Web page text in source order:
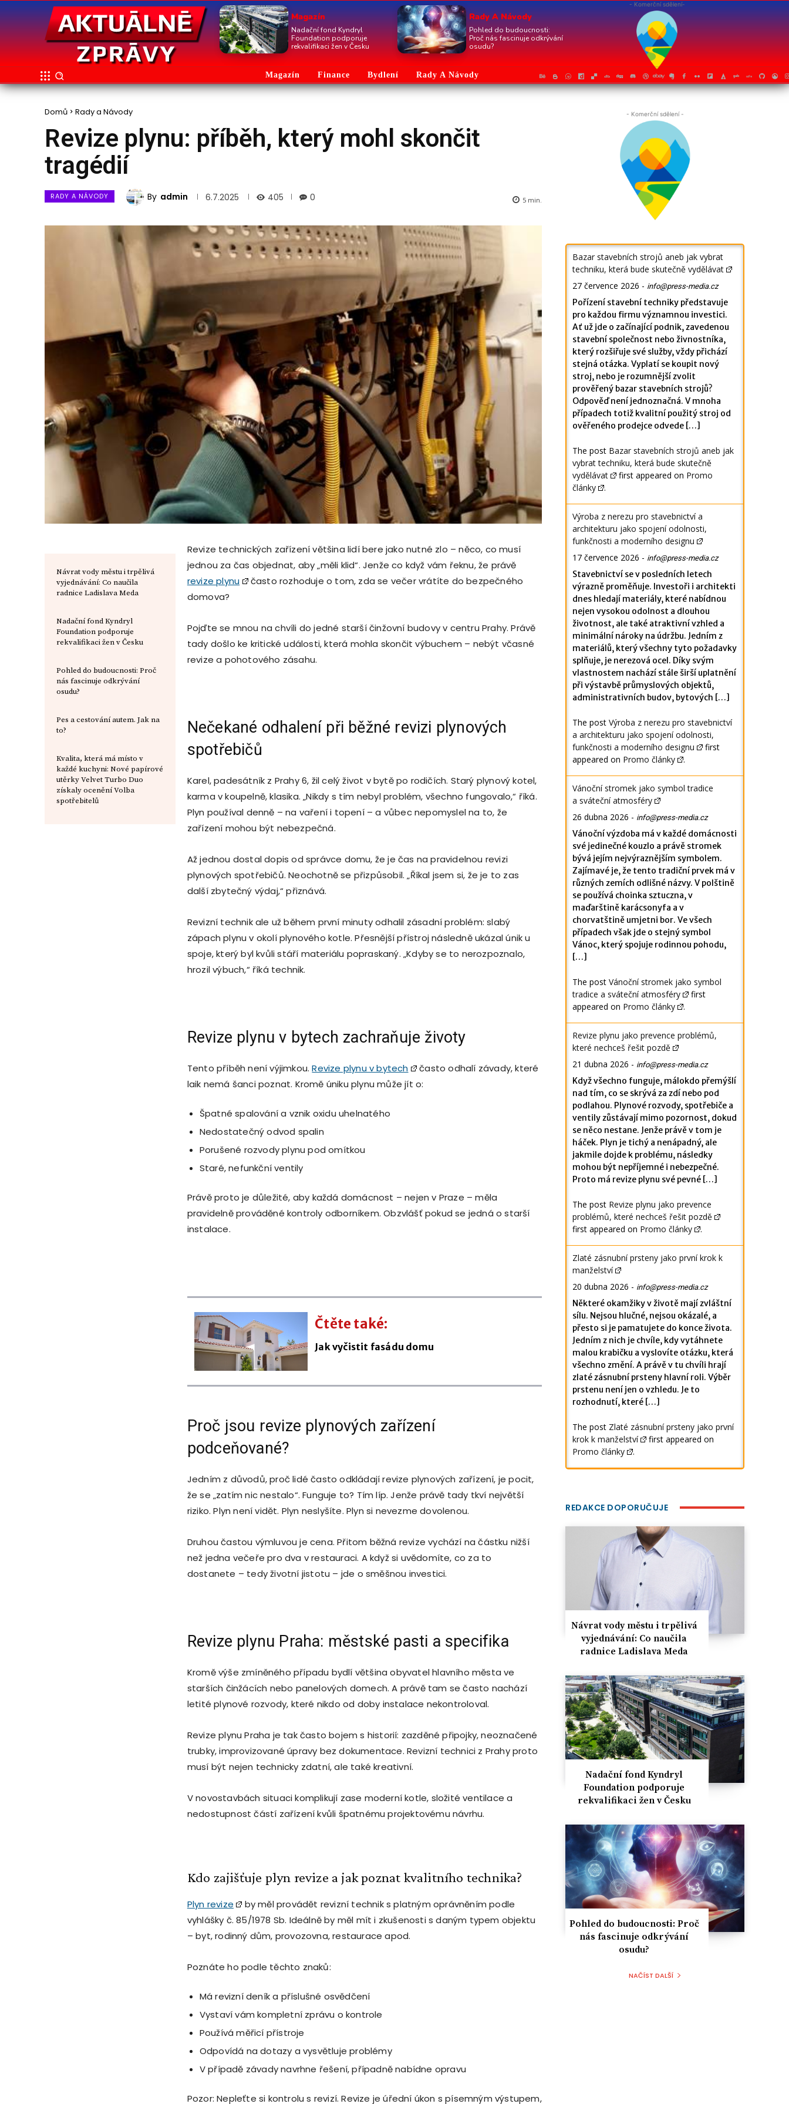
Magazín
Nadační fond Kyndryl
Foundation podporuje
rekvalifikaci žen v Česku
Rady A Návody
Pohled do budoucnosti:
Proč nás fascinuje odkrývání
osudu?
- Komerční sdělení-
Magazín Finance Bydlení Rady A Návody
Domů Rady a Návody
Revize plynu: příběh, který mohl skončit
tragédií
RADY A NÁVODY By admin 6.7.2025 405 5 min.
0
Návrat vody městu i trpělivá
vyjednávání: Co naučila
radnice Ladislava Meda
Nadační fond Kyndryl
Foundation podporuje
rekvalifikaci žen v Česku
Pohled do budoucnosti: Proč
nás fascinuje odkrývání
osudu?
Реs a cestování autem. Jak na
to?
Kvalita, která má místo v
každé kuchyni: Nové papírové
utěrky Velvet Turbo Duo
získaly ocenění Volba
spotřebitelů
Revize technických zařízení většina lidí bere jako nutné zlo – něco, co musí
jednou za čas objednat, aby „měli klid“. Jenže co když vám řeknu, že právě
revize plynu
často rozhoduje o tom, zda se večer vrátíte do bezpečného
domova?
Pojďte se mnou na chvíli do jedné starší činžovní budovy v centru Prahy. Právě
tady došlo ke kritické události, která mohla skončit výbuchem – nebýt včasné
revize a pohotového zásahu.
Nečekané odhalení při běžné revizi plynových
spotřebičů
Karel, padesátník z Prahy 6, žil celý život v bytě po rodičích. Starý plynový kotel,
karma v koupelně, klasika. „Nikdy s tím nebyl problém, všechno fungovalo,“ říká.
Plyn používal denně – na vaření i topení – a vůbec nepomyslel na to, že
zařízení mohou být nebezpečná.
Až jednou dostal dopis od správce domu, že je čas na pravidelnou revizi
plynových spotřebičů. Neochotně se přizpůsobil. „Říkal jsem si, že je to zas
další zbytečný výdaj,“ přiznává.
Revizní technik ale už během první minuty odhalil zásadní problém: slabý
zápach plynu v okolí plynového kotle. Přesnější přístroj následně ukázal únik u
spoje, který byl kvůli stáří materiálu popraskaný. „Kdyby se to nerozpoznalo,
hrozil výbuch,“ říká technik.
Revize plynu v bytech zachraňuje životy
Tento příběh není výjimkou.Revize plynu v bytech
často odhalí závady, které
laik nemá šanci poznat. Kromě úniku plynu může jít o:
Špatné spalování a vznik oxidu uhelnatého
Nedostatečný odvod spalin
Porušené rozvody plynu pod omítkou
Staré, nefunkční ventily
Právě proto je důležité, aby každá domácnost – nejen v Praze – měla
pravidelně prováděné kontroly odborníkem. Obzvlášť pokud se jedná o starší
instalace.
Čtěte také:
Jak vyčistit fasádu domu
Proč jsou revize plynových zařízení
podceňované?
Jedním z důvodů, proč lidé často odkládají revize plynových zařízení, je pocit,
že se „zatím nic nestalo“. Funguje to? Tím líp. Jenže právě tady tkví největší
riziko. Plyn není vidět. Plyn neslyšíte. Plyn si nevezme dovolenou.
Druhou častou výmluvou je cena. Přitom běžná revize vychází na částku nižší
než jedna večeře pro dva v restauraci. A když si uvědomíte, co za to
dostanete – tedy životní jistotu – jde o směšnou investici.
Revize plynu Praha: městské pasti a specifika
Kromě výše zmíněného případu bydlí většina obyvatel hlavního města ve
starších činžácích nebo panelových domech. A právě tam se často nachází
letité plynové rozvody, které nikdo od doby instalace nekontroloval.
Revize plynu Praha je tak často bojem s historií: zazděné připojky, neoznačené
trubky, improvizované úpravy bez dokumentace. Revizní technici z Prahy proto
musí být nejen technicky zdatní, ale také kreativní.
V novostavbách situaci komplikují zase moderní kotle, složité ventilace a
nedostupnost částí zařízení kvůli špatnému projektovému návrhu.
Kdo zajišťuje plyn revize a jak poznat kvalitního technika?
Plyn revize
by měl provádět revizní technik s platným oprávněním podle
vyhlášky č. 85/1978 Sb. Ideálně by měl mít i zkušenosti s daným typem objektu
– byt, rodinný dům, provozovna, restaurace apod.
Poznáte ho podle těchto znaků:
Má revizní deník a příslušné osvědčení
Vystaví vám kompletní zprávu o kontrole
Používá měřicí přístroje
Odpovídá na dotazy a vysvětluje problémy
V případě závady navrhne řešení, případně nabídne opravu
Pozor: Nepleťte si kontrolu s revizí. Revize je úřední úkon s písemným výstupem,
- Komerční sdělení -
Bazar stavebních strojů aneb jak vybrat
techniku, která bude skutečně vydělávat
27 července 2026 - info@press-media.cz
Pořízení stavební techniky představuje
pro každou firmu významnou investici.
Ať už jde o začínající podnik, zavedenou
stavební společnost nebo živnostníka,
který rozšiřuje své služby, vždy přichází
stejná otázka. Vyplatí se koupit nový
stroj, nebo je rozumnější zvolit
prověřený bazar stavebních strojů?
Odpověď není jednoznačná. V mnoha
případech totiž kvalitní použitý stroj od
ověřeného prodejce odvede […]
The post Bazar stavebních strojů aneb jak
vybrat techniku, která bude skutečně
vydělávat
first appeared on Promo
články
.
Výroba z nerezu pro stavebnictví a
architekturu jako spojení odolnosti,
funkčnosti a moderního designu
17 července 2026 - info@press-media.cz
Stavebnictví se v posledních letech
výrazně proměňuje. Investoři i architekti
dnes hledají materiály, které nabídnou
nejen vysokou odolnost a dlouhou
životnost, ale také atraktivní vzhled a
minimální nároky na údržbu. Jedním z
materiálů, který všechny tyto požadavky
splňuje, je nerezová ocel. Díky svým
vlastnostem nachází stále širší uplatnění
při výstavbě průmyslových objektů,
administrativních budov, bytových […]
The postVýroba z nerezu pro stavebnictví
a architekturu jako spojení odolnosti,
funkčnosti a moderního designu
first
appeared on Promo články .
Vánoční stromek jako symbol tradice
a sváteční atmosféry
26 dubna 2026 - info@press-media.cz
Vánoční výzdoba má v každé domácnosti
své jedinečné kouzlo a právě stromek
bývá jejím nejvýraznějším symbolem.
Zajímavé je, že tento tradiční prvek má v
různých zemích odlišné názvy. V polštině
se používá choinka sztuczna, v
maďarštině karácsonyfa a v
chorvatštině umjetni bor. Ve všech
případech však jde o stejný symbol
Vánoc, který spojuje rodinnou pohodu,
[…]
The postVánoční stromek jako symbol
tradice a sváteční atmosféry
first
appeared on Promo články .
Revize plynu jako prevence problémů,
které nechceš řešit pozdě
21 dubna 2026 - info@press-media.cz
Když všechno funguje, málokdo přemýšlí
nad tím, co se skrývá za zdí nebo pod
podlahou. Plynové rozvody, spotřebiče a
ventily zůstávají mimo pozornost, dokud
se něco nestane. Jenže právě v tom je
háček. Plyn je tichý a nenápadný, ale
jakmile dojde k problému, následky
mohou být nepříjemné i nebezpečné.
Proto má revize plynu své pevné […]
The post Revize plynu jako prevence
problémů, které nechceš řešit pozdě
first appeared on Promo články .
Zlaté zásnubní prsteny jako první krok k
manželství
20 dubna 2026 - info@press-media.cz
Některé okamžiky v životě mají zvláštní
sílu. Nejsou hlučné, nejsou okázalé, a
přesto si je pamatujete do konce života.
Jedním z nich je chvíle, kdy vytáhnete
malou krabičku a vyslovíte otázku, která
všechno změní. A právě v tu chvíli hrají
zlaté zásnubní prsteny hlavní roli. Výběr
prstenu není jen o vzhledu. Je to
rozhodnutí, které […]
The post Zlaté zásnubní prsteny jako první
krok k manželství
first appeared on
Promo články
.
REDAKCE DOPORUČUJE
Návrat vody městu i trpělivá
vyjednávání: Co naučila
radnice Ladislava Meda
Nadační fond Kyndryl
Foundation podporuje
rekvalifikaci žen v Česku
Pohled do budoucnosti: Proč
nás fascinuje odkrývání
osudu?
NAČÍST DALŠÍ